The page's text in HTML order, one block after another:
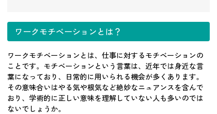
ワークモチベーションとは？
ワークモチベーションとは、仕事に対するモチベーションの
ことです。モチベーションという言葉は、近年では身近な言
葉になっており、日常的に用いられる機会が多くあります。
その意味合いはやる気や根気など絶妙なニュアンスを含んで
おり、学術的に正しい意味を理解していない人も多いのでは
ないでしょうか。